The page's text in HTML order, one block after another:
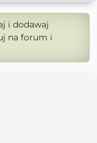
i dodawaj
na forum i